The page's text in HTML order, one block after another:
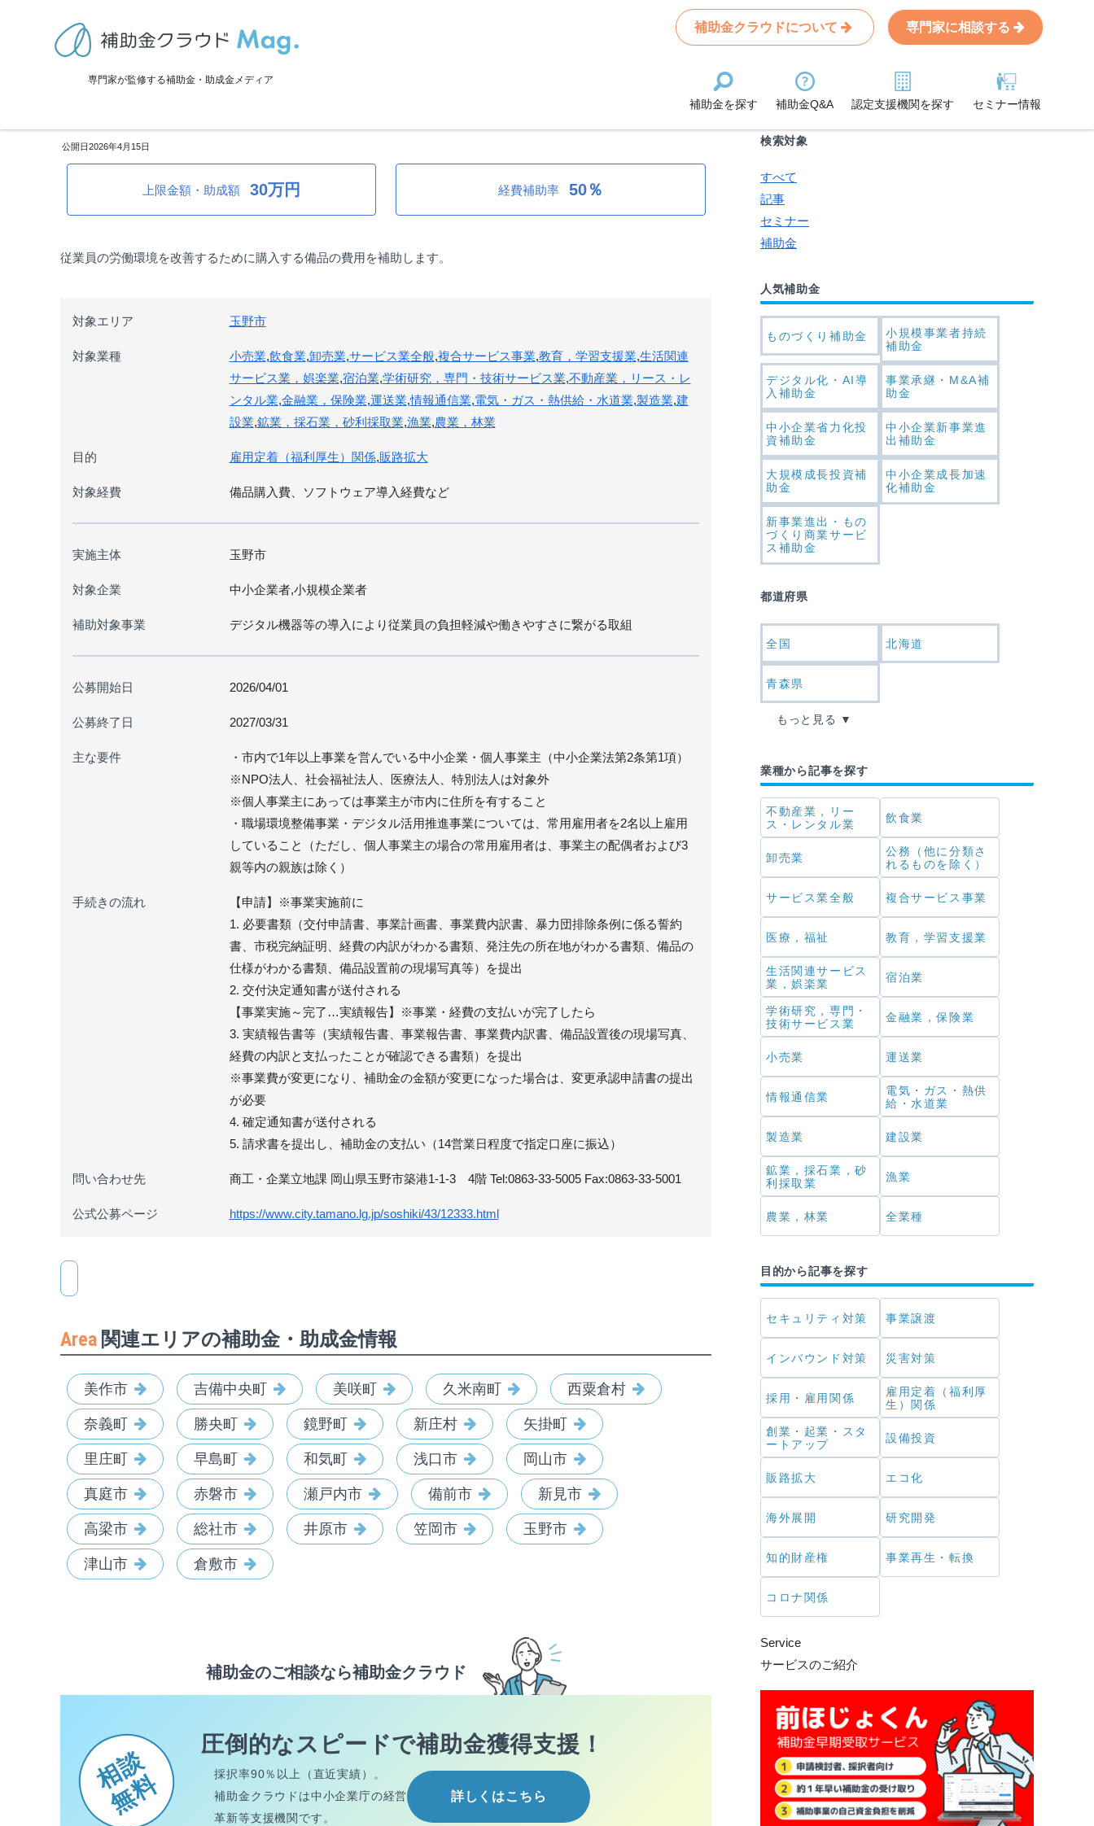
専門家が監修する補助金・助成金メディア
補助金クラウドについて 専門家に相談する
補助金を探す 補助金Q&A 認定支援機関を探す セミナー情報
>補助金・助成金詳細
岡山県玉野市：中小企業職場環境整備補助金（デジタル活用推進）
2026年4月15日
上限金額・助成額 30万円 経費補助率 50％
従業員の労働環境を改善するために購入する備品の費用を補助します。
対象エリア 玉野市
対象業種 小売業,飲食業,卸売業,サービス業全般,複合サービス事業,教育，学習支援業,生活関連
サービス業，娯楽業,宿泊業,学術研究，専門・技術サービス業,不動産業，リース・レ
ンタル業,金融業，保険業,運送業,情報通信業,電気・ガス・熱供給・水道業,製造業,建
設業,鉱業，採石業，砂利採取業,漁業,農業，林業
目的 雇用定着（福利厚生）関係,販路拡大
対象経費 備品購入費、ソフトウェア導入経費など
実施主体 玉野市
対象企業 中小企業者,小規模企業者
補助対象事業 デジタル機器等の導入により従業員の負担軽減や働きやすさに繋がる取組
公募開始日 2026/04/01
公募終了日 2027/03/31
主な要件
・市内で1年以上事業を営んでいる中小企業・個人事業主（中小企業法第2条第1項）
※NPO法人、社会福祉法人、医療法人、特別法人は対象外
※個人事業主にあっては事業主が市内に住所を有すること
・職場環境整備事業・デジタル活用推進事業については、常用雇用者を2名以上雇用
していること（ただし、個人事業主の場合の常用雇用者は、事業主の配偶者および3
親等内の親族は除く）
手続きの流れ
【申請】※事業実施前に
1. 必要書類（交付申請書、事業計画書、事業費内訳書、暴力団排除条例に係る誓約
書、市税完納証明、経費の内訳がわかる書類、発注先の所在地がわかる書類、備品の
仕様がわかる書類、備品設置前の現場写真等）を提出
2. 交付決定通知書が送付される
【事業実施～完了…実績報告】※事業・経費の支払いが完了したら
3. 実績報告書等（実績報告書、事業報告書、事業費内訳書、備品設置後の現場写真、
経費の内訳と支払ったことが確認できる書類）を提出
※事業費が変更になり、補助金の金額が変更になった場合は、変更承認申請書の提出
が必要
4. 確定通知書が送付される
5. 請求書を提出し、補助金の支払い（14営業日程度で指定口座に振込）
問い合わせ先 商工・企業立地課 岡山県玉野市築港1-1-3 4階 Tel:0863-33-5005 Fax:0863-33-5001
公式公募ページ https://www.city.tamano.lg.jp/soshiki/43/12333.html
Area 関連エリアの補助金・助成金情報
美作市 吉備中央町 美咲町 久米南町 西粟倉村
奈義町 勝央町 鏡野町 新庄村 矢掛町
里庄町 早島町 和気町 浅口市 岡山市
真庭市 赤磐市 瀬戸内市 備前市 新見市
高梁市 総社市 井原市 笠岡市 玉野市
津山市 倉敷市
補助金のご相談なら補助金クラウド
相談
無料
圧倒的なスピードで補助金獲得支援！
採択率90％以上（直近実績）。
補助金クラウドは中小企業庁の経営
革新等支援機関です。
詳しくはこちら
Search
条件から記事を探す
検索対象
すべて
記事
セミナー
補助金
人気補助金
ものづくり補助金
小規模事業者持続
補助金
デジタル化・AI導
入補助金
事業承継・M&A補
助金
中小企業省力化投
資補助金
中小企業新事業進
出補助金
大規模成長投資補
助金
中小企業成長加速
化補助金
新事業進出・もの
づくり商業サービ
ス補助金
都道府県
全国 北海道
青森県
もっと見る
業種から記事を探す
不動産業，リー
ス・レンタル業
飲食業
卸売業
公務（他に分類さ
れるものを除く）
サービス業全般 複合サービス事業
医療，福祉 教育，学習支援業
生活関連サービス
業，娯楽業
宿泊業
学術研究，専門・
技術サービス業
金融業，保険業
小売業 運送業
情報通信業
電気・ガス・熱供
給・水道業
製造業 建設業
鉱業，採石業，砂
利採取業
漁業
農業，林業 全業種
目的から記事を探す
セキュリティ対策 事業譲渡
インバウンド対策 災害対策
採用・雇用関係
雇用定着（福利厚
生）関係
創業・起業・スタ
ートアップ
設備投資
販路拡大 エコ化
海外展開 研究開発
知的財産権 事業再生・転換
コロナ関係
Service
サービスのご紹介